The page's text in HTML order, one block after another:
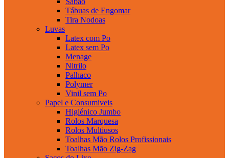
Tábuas de Engomar
Tira Nodoas
Luvas
Latex com Po
Latex sem Po
Menage
Nitrilo
Palhaco
Polymer
Vinil sem Po
Papel e Consumiveis
Higiénico Jumbo
Rolos Marquesa
Rolos Multiusos
Toalhas Mão Rolos Profissionais
Toalhas Mão Zig-Zag